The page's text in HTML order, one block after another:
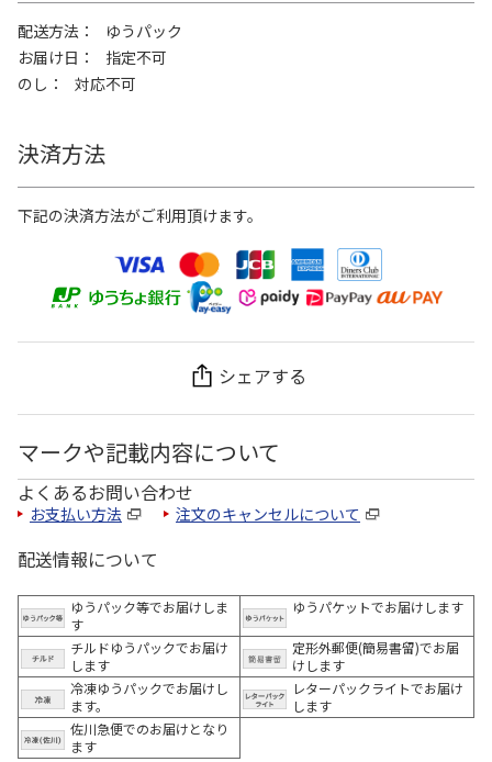
配送方法
ゆうパック
お届け日
指定不可
のし
対応不可
決済方法
下記の決済方法がご利用頂けます。
シェアする
マークや記載内容について
よくあるお問い合わせ
お支払い方法 注文のキャンセルについて
配送情報について
ゆうパック等でお届けしま
す
ゆうパケットでお届けします
チルドゆうパックでお届け
します
定形外郵便(簡易書留)でお届
けします
冷凍ゆうパックでお届けし
ます。
レターパックライトでお届け
します
佐川急便でのお届けとなり
ます